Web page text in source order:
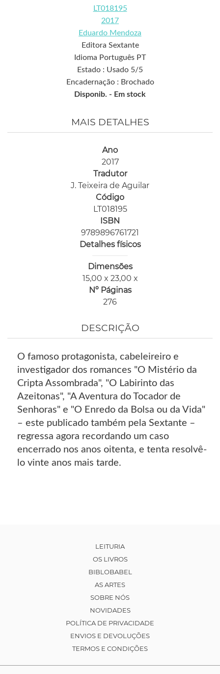
LT018195
2017
Eduardo Mendoza
Editora Sextante
Idioma Português PT
Estado : Usado 5/5
Encadernação : Brochado
Disponib. - Em stock
MAIS DETALHES
Ano
2017
Tradutor
J. Teixeira de Aguilar
Código
LT018195
ISBN
9789896761721
Detalhes físicos
Dimensões
15,00 x 23,00 x
Nº Páginas
276
DESCRIÇÃO
O famoso protagonista, cabeleireiro e
investigador dos romances "O Mistério da
Cripta Assombrada", "O Labirinto das
Azeitonas", "A Aventura do Tocador de
Senhoras" e "O Enredo da Bolsa ou da Vida"
– este publicado também pela Sextante –
regressa agora recordando um caso
encerrado nos anos oitenta, e tenta resolvê-
lo vinte anos mais tarde.
LEITURIA
OS LIVROS
BIBLOBABEL
AS ARTES
SOBRE NÓS
NOVIDADES
POLÍTICA DE PRIVACIDADE
ENVIOS E DEVOLUÇÕES
TERMOS E CONDIÇÕES